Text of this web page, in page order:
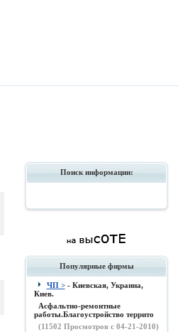
Поиск информации:
Популярные фирмы
ЧП >- Киевская, Украина,
Киев.
Асфальтно-ремонтные
работы.Благоустройство террито
(11502 Просмотров с 04-21-2010)